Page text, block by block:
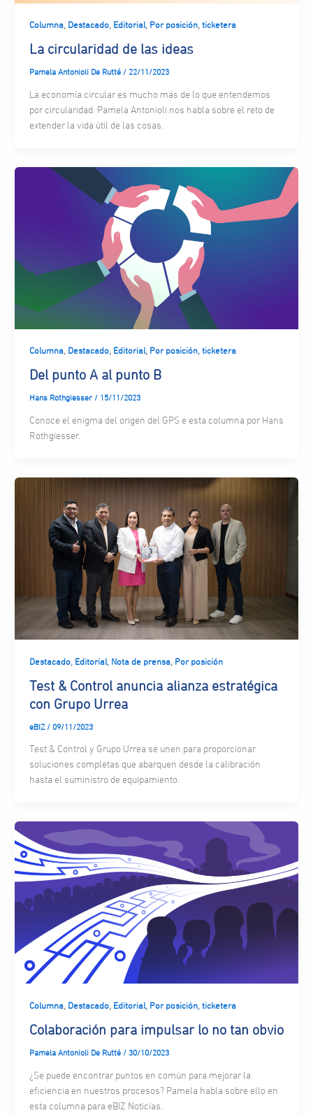
Columna, Destacado, Editorial, Por posición, ticketera
La circularidad de las ideas
Pamela Antonioli De Rutté / 22/11/2023
La economía circular es mucho más de lo que entendemos
por circularidad. Pamela Antonioli nos habla sobre el reto de
extender la vida útil de las cosas.
Columna, Destacado, Editorial, Por posición, ticketera
Del punto A al punto B
Hans Rothgiesser / 15/11/2023
Conoce el enigma del origen del GPS e esta columna por Hans
Rothgiesser.
Destacado, Editorial, Nota de prensa, Por posición
Test & Control anuncia alianza estratégica
con Grupo Urrea
eBIZ / 09/11/2023
Test & Control y Grupo Urrea se unen para proporcionar
soluciones completas que abarquen desde la calibración
hasta el suministro de equipamiento.
Columna, Destacado, Editorial, Por posición, ticketera
Colaboración para impulsar lo no tan obvio
Pamela Antonioli De Rutté / 30/10/2023
¿Se puede encontrar puntos en común para mejorar la
eficiencia en nuestros procesos? Pamela habla sobre ello en
esta columna para eBIZ Noticias.